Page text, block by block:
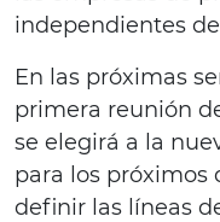
independientes
En las próximas
primera reunión
se elegirá a la
para los próximos
definir las líneas